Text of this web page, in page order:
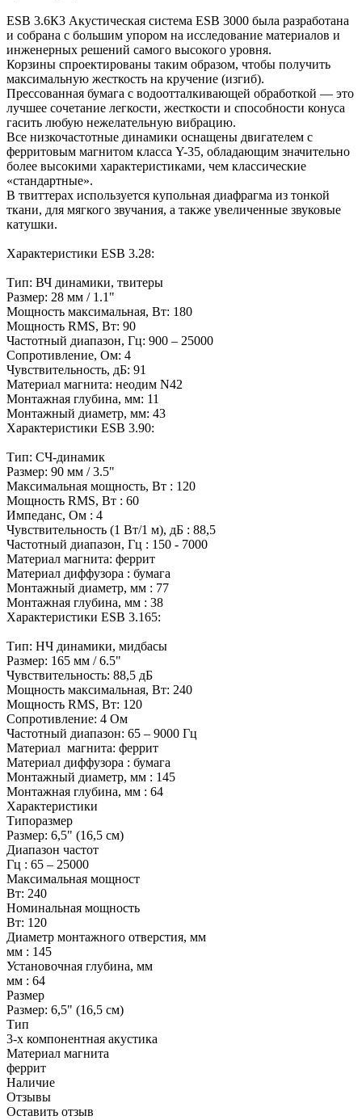
ESB 3.6К3 Акустическая система ESB 3000 была разработана
и собрана с большим упором на исследование материалов и
инженерных решений самого высокого уровня.
Корзины спроектированы таким образом, чтобы получить
максимальную жесткость на кручение (изгиб).
Прессованная бумага с водоотталкивающей обработкой — это
лучшее сочетание легкости, жесткости и способности конуса
гасить любую нежелательную вибрацию.
Все низкочастотные динамики оснащены двигателем с
ферритовым магнитом класса Y-35, обладающим значительно
более высокими характеристиками, чем классические
«стандартные».
В твиттерах используется купольная диафрагма из тонкой
ткани, для мягкого звучания, а также увеличенные звуковые
катушки.
Характеристики ESB 3.28:
Тип: ВЧ динамики, твитеры
Размер: 28 мм / 1.1"
Мощность максимальная, Вт: 180
Мощность RMS, Вт: 90
Частотный диапазон, Гц: 900 – 25000
Сопротивление, Ом: 4
Чувствительность, дБ: 91
Материал магнита: неодим N42
Монтажная глубина, мм: 11
Монтажный диаметр, мм: 43
Характеристики ESB 3.90:
Тип: СЧ-динамик
Размер: 90 мм / 3.5"
Максимальная мощность, Вт : 120
Мощность RMS, Вт : 60
Импеданс, Ом : 4
Чувствительность (1 Вт/1 м), дБ : 88,5
Частотный диапазон, Гц : 150 - 7000
Материал магнита: феррит
Материал диффузора : бумага
Монтажный диаметр, мм : 77
Монтажная глубина, мм : 38
Характеристики ESB 3.165:
Тип: НЧ динамики, мидбасы
Размер: 165 мм / 6.5"
Чувствительность: 88,5 дБ
Мощность максимальная, Вт: 240
Мощность RMS, Вт: 120
Сопротивление: 4 Ом
Частотный диапазон: 65 – 9000 Гц
Материал магнита: феррит
Материал диффузора : бумага
Монтажный диаметр, мм : 145
Монтажная глубина, мм : 64
Характеристики
Типоразмер
Размер: 6,5" (16,5 см)
Диапазон частот
Гц : 65 – 25000
Максимальная мощност
Вт: 240
Номинальная мощность
Вт: 120
Диаметр монтажного отверстия, мм
мм : 145
Установочная глубина, мм
мм : 64
Размер
Размер: 6,5" (16,5 см)
Тип
3-х компонентная акустика
Материал магнита
феррит
Наличие
Отзывы
Оставить отзыв